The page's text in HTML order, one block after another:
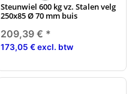
Steunwiel 600 kg vz. Stalen velg
250x85 Ø 70 mm buis
209,39 € *
173,05 € excl. btw